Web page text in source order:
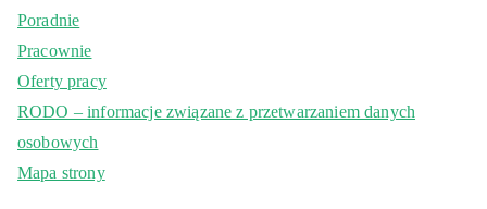
Poradnie
Pracownie
Oferty pracy
RODO – informacje związane z przetwarzaniem danych
osobowych
Mapa strony